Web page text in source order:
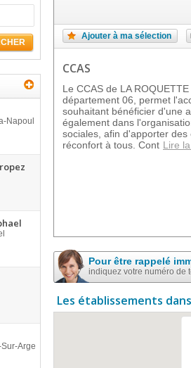
Napoul
Arge
Ajouter à ma sélection
CCAS
Le CCAS de LA
département 06, permet
souhaitant bénéficier d'une
également dans
sociales, afin d'apporter
réconfort à tous. Cont Lire
Pour être rappelé
indiquez votre numéro de
Les établissements